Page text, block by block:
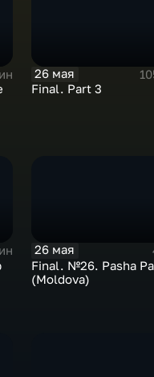
26 мая
Final. Part 3
26 мая
Final. №26. Pasha
(Moldova)